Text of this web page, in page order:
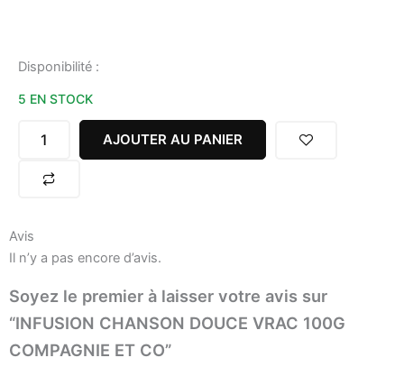
Disponibilité :
5 EN STOCK
quantité
INFUSION
DOUCE
100G
COMPAGNIE
AJOUTER AU PANIER
Avis
Il n’y a pas encore d’avis.
Soyez le premier à laisser votre avis sur
“INFUSION CHANSON DOUCE VRAC 100G
COMPAGNIE ET CO”